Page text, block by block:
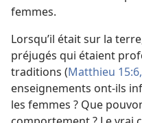
femmes.
Lorsqu’il était sur la
préjugés qui étaient
traditions (Matthieu 15:6,
enseignements ont-​ils
les femmes ? Que